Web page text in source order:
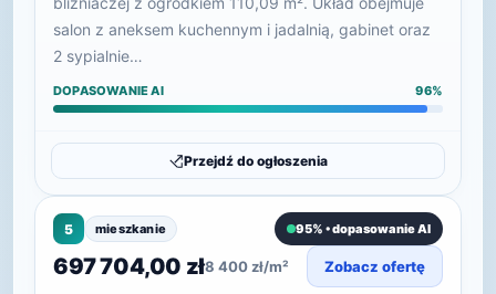
salon z aneksem kuchennym i jadalnią, gabinet oraz
2 sypialnie…
DOPASOWANIE AI 96%
Przejdź do ogłoszenia
5 mieszkanie 95% • dopasowanie AI
697 704,00 zł8 400 zł/m² Zobacz ofertę